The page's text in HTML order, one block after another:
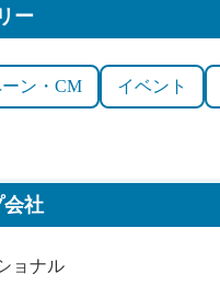
ー
ン・CM イベント
会社
ョナル